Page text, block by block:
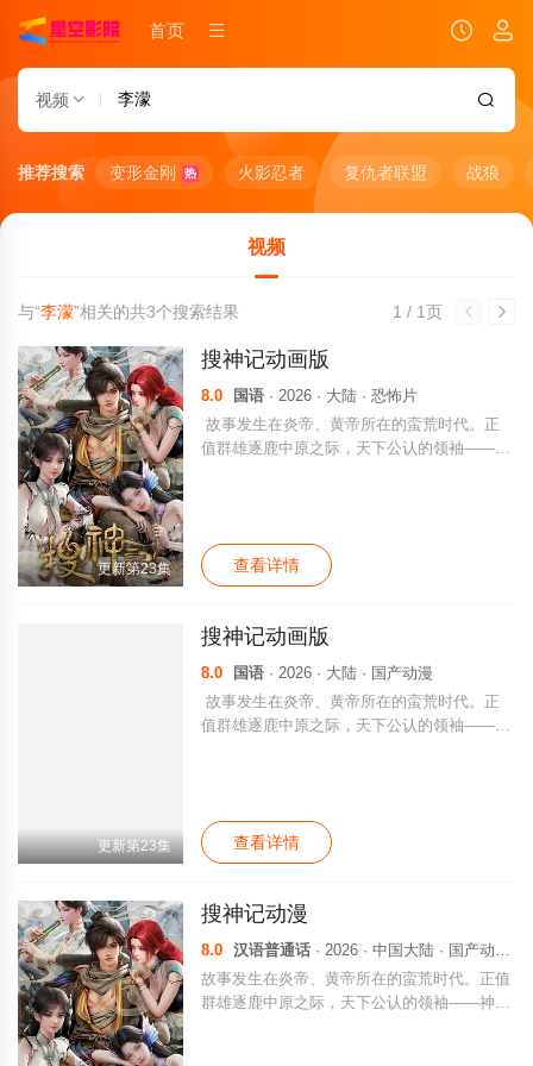
首页
视频
推荐搜索 变形金刚 热 火影忍者 复仇者联盟 战狼
视频
1 / 1页
与“李濛”相关的共3个搜索结果
更新第23集
搜神记动画版
8.0 国语 · 2026 · 大陆 · 恐怖片
故事发生在炎帝、黄帝所在的蛮荒时代。正
值群雄逐鹿中原之际，天下公认的领袖——神
开始了一段惊心动魄的传奇历程。
查看详情
更新第23集
搜神记动画版
8.0 国语 · 2026 · 大陆 · 国产动漫
故事发生在炎帝、黄帝所在的蛮荒时代。正
值群雄逐鹿中原之际，天下公认的领袖——神
开始了一段惊心动魄的传奇历程。
查看详情
搜神记动漫
8.0 汉语普通话 · 2026 · 中国大陆 · 国产动漫
故事发生在炎帝、黄帝所在的蛮荒时代。正值
群雄逐鹿中原之际，天下公认的领袖——神农